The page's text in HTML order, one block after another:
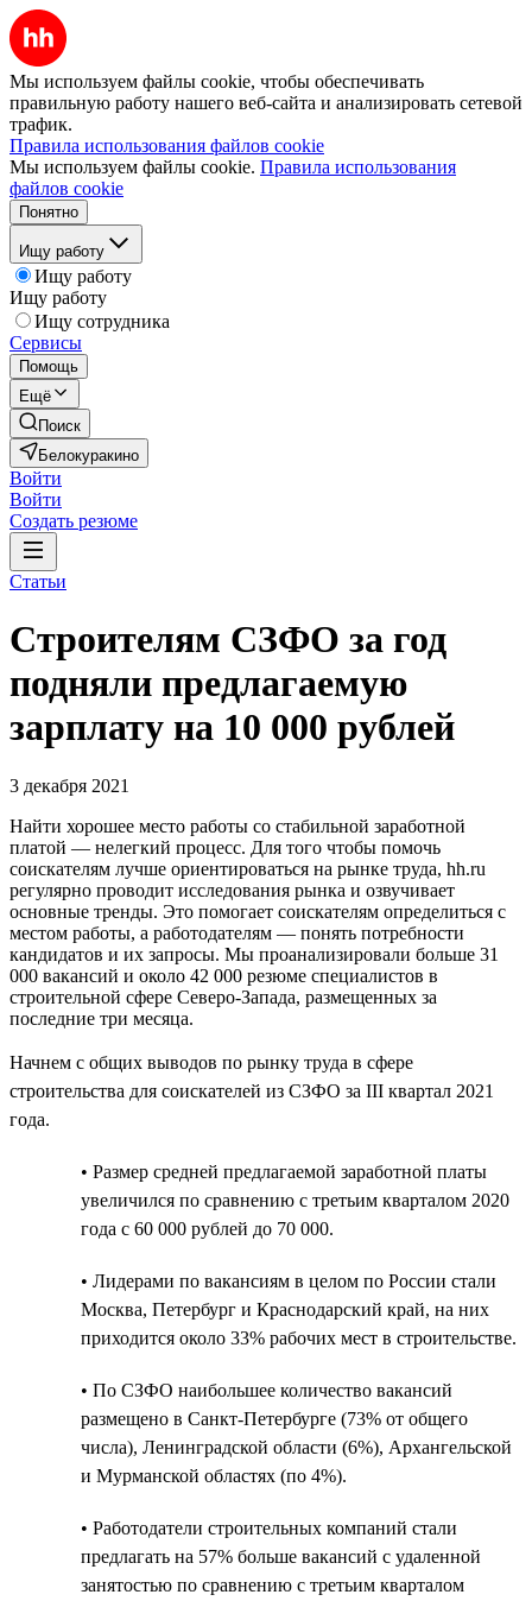
Мы используем файлы cookie, чтобы обеспечивать
правильную работу нашего веб-сайта и анализировать сетевой
трафик.
Правила использования файлов cookie
Мы используем файлы cookie. Правила использования
файлов cookie
Понятно
Ищу работу
Ищу работу
Ищу работу
Ищу сотрудника
Сервисы
Помощь
Ещё
Поиск
Белокуракино
Войти
Войти
Создать резюме
Статьи
Строителям СЗФО за год
подняли предлагаемую
зарплату на 10 000 рублей
3 декабря 2021
Найти хорошее место работы со стабильной заработной
платой — нелегкий процесс. Для того чтобы помочь
соискателям лучше ориентироваться на рынке труда, hh.ru
регулярно проводит исследования рынка и озвучивает
основные тренды. Это помогает соискателям определиться с
местом работы, а работодателям — понять потребности
кандидатов и их запросы. Мы проанализировали больше 31
000 вакансий и около 42 000 резюме специалистов в
строительной сфере Северо-Запада, размещенных за
последние три месяца.
Начнем с общих выводов по рынку труда в сфере
строительства для соискателей из СЗФО за III квартал 2021
года.
• Размер средней предлагаемой заработной платы
увеличился по сравнению с третьим кварталом 2020
года с 60 000 рублей до 70 000.
• Лидерами по вакансиям в целом по России стали
Москва, Петербург и Краснодарский край, на них
приходится около 33% рабочих мест в строительстве.
• По СЗФО наибольшее количество вакансий
размещено в Санкт-Петербурге (73% от общего
числа), Ленинградской области (6%), Архангельской
и Мурманской областях (по 4%).
• Работодатели строительных компаний стали
предлагать на 57% больше вакансий с удаленной
занятостью по сравнению с третьим кварталом